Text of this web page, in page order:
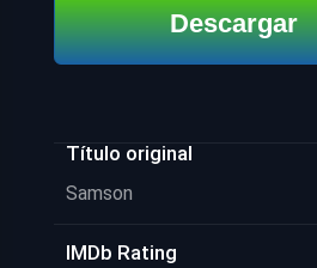
Descargar
Título original
Samson
IMDb Rating